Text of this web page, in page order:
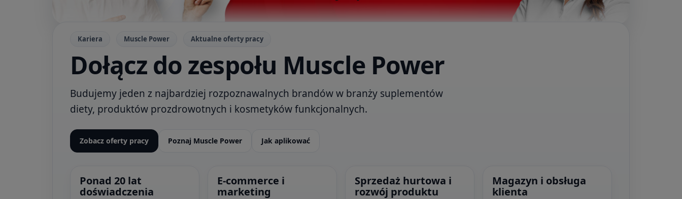
Kariera Muscle Power Aktualne oferty pracy
Dołącz do zespołu Muscle Power
Budujemy jeden z najbardziej rozpoznawalnych brandów w branży suplementów
diety, produktów prozdrowotnych i kosmetyków funkcjonalnych.
Zobacz oferty pracy Poznaj Muscle Power Jak aplikować
Ponad 20 lat
doświadczenia
E-commerce i
marketing
Sprzedaż hurtowa i
rozwój produktu
Magazyn i obsługa
klienta